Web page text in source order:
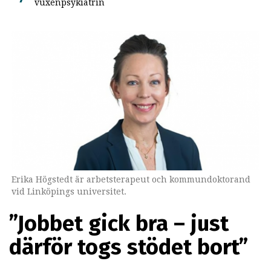
vuxenpsykiatrin
Erika Högstedt är arbetsterapeut och kommundoktorand
vid Linköpings universitet.
”Jobbet gick bra – just
därför togs stödet bort”